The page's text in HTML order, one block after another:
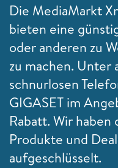
Die MediaMarkt
bieten eine
oder anderen zu
zu machen. Unter
schnurlosen
GIGASET im
Rabatt. Wir
Produkte und
aufgeschlüsselt.